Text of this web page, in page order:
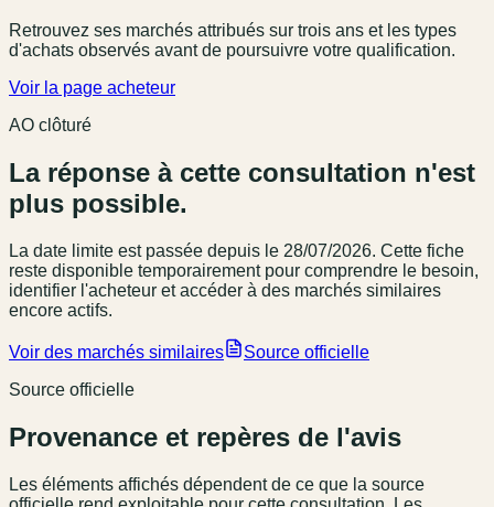
Retrouvez ses marchés attribués sur trois ans et les types
d'achats observés avant de poursuivre votre qualification.
Voir la page acheteur
AO clôturé
La réponse à cette consultation n'est
plus possible.
La date limite est passée depuis le 28/07/2026. Cette fiche
reste disponible temporairement pour comprendre le besoin,
identifier l'acheteur et accéder à des marchés similaires
encore actifs.
Voir des marchés similaires
Source officielle
Source officielle
Provenance et repères de l'avis
Les éléments affichés dépendent de ce que la source